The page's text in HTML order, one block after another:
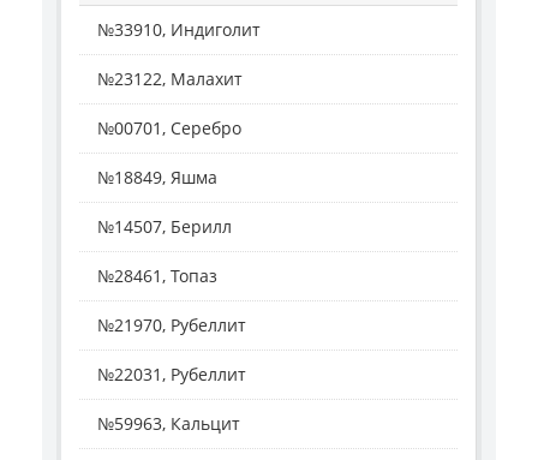
№33910, Индиголит
№23122, Малахит
№00701, Серебро
№18849, Яшма
№14507, Берилл
№28461, Топаз
№21970, Рубеллит
№22031, Рубеллит
№59963, Кальцит